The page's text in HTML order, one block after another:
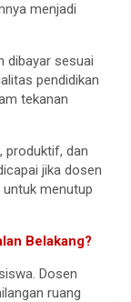
menjadi
dibayar sesuai
pendidikan
tekanan
produktif, dan
jika dosen
menutup
Belakang?
Dosen
ruang